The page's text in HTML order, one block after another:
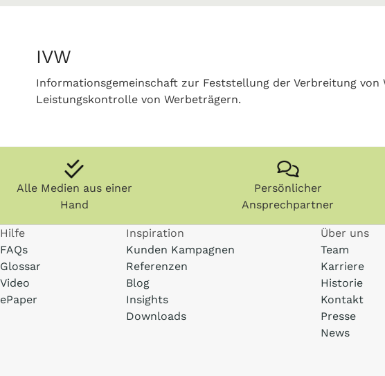
IVW
Informationsgemeinschaft zur Feststellung der Verbreitung
Leistungskontrolle von Werbeträgern.
Alle Medien aus einer
Hand
Persönlicher
Ansprechpartner
Hilfe
FAQs
Glossar
Video
ePaper
Inspiration
Kunden Kampagnen
Referenzen
Blog
Insights
Downloads
Über uns
Team
Karriere
Historie
Kontakt
Presse
News